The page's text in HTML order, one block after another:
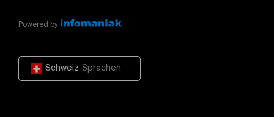
Powered by
Schweiz Sprachen